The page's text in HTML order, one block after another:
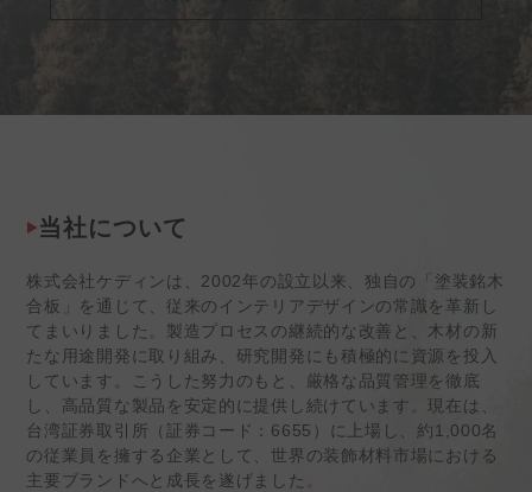
当社について
株式会社ケディンは、2002年の設立以来、独自の「塗装銘木
合板」を通じて、従来のインテリアデザインの常識を革新し
てまいりました。製造プロセスの継続的な改善と、木材の新
たな用途開発に取り組み、研究開発にも積極的に資源を投入
しています。こうした努力のもと、厳格な品質管理を徹底
し、高品質な製品を安定的に提供し続けています。現在は、
台湾証券取引所（証券コード：6655）に上場し、約1,000名
の従業員を擁する企業として、世界の装飾材料市場における
主要ブランドへと成長を遂げました